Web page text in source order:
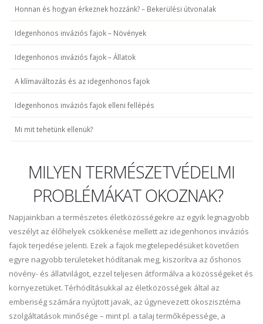
Honnan és hogyan érkeznek hozzánk? – Bekerülési útvonalak
Idegenhonos inváziós fajok – Növények
Idegenhonos inváziós fajok – Állatok
A klímaváltozás és az idegenhonos fajok
Idegenhonos inváziós fajok elleni fellépés
Mi mit tehetünk ellenük?
MILYEN TERMÉSZETVÉDELMI
PROBLÉMÁKAT OKOZNAK?
Napjainkban a természetes életközösségekre az egyik legnagyobb
veszélyt az élőhelyek csökkenése mellett az idegenhonos inváziós
fajok terjedése jelenti. Ezek a fajok megtelepedésüket követően
egyre nagyobb területeket hódítanak meg, kiszorítva az őshonos
növény- és állatvilágot, ezzel teljesen átformálva a közösségeket és
környezetüket. Térhódításukkal az életközösségek által az
emberiség számára nyújtott javak, az úgynevezett ökoszisztéma
szolgáltatások minősége – mint pl. a talaj termőképessége, a